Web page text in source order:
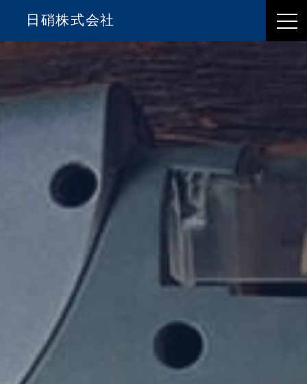
日硝株式会社